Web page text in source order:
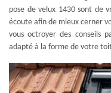
pose de velux 1430 sont de
écoute afin de mieux cerner
vous octroyer des conseils
adapté à la forme de votre